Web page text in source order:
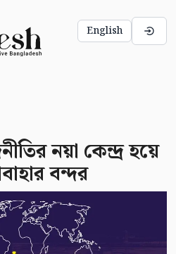
English
নয়া কেন্দ্র হয়ে
বন্দর